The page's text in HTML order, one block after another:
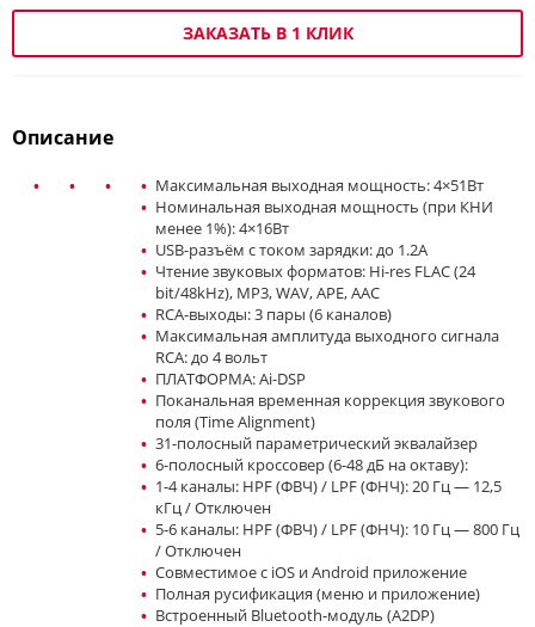
ЗАКАЗАТЬ В 1 КЛИК
Описание
Максимальная выходная мощность: 4×51Вт
Номинальная выходная мощность (при КНИ
менее 1%): 4×16Вт
USB-разъём с током зарядки: до 1.2А
Чтение звуковых форматов: Hi-res FLAC (24
bit/48kHz), MP3, WAV, APE, AAC
RCA-выходы: 3 пары (6 каналов)
Максимальная амплитуда выходного сигнала
RCA: до 4 вольт
ПЛАТФОРМА: Ai-DSP
Поканальная временная коррекция звукового
поля (Time Alignment)
31-полосный параметрический эквалайзер
6-полосный кроссовер (6-48 дБ на октаву):
1-4 каналы: HPF (ФВЧ) / LPF (ФНЧ): 20 Гц — 12,5
кГц / Отключен
5-6 каналы: HPF (ФВЧ) / LPF (ФНЧ): 10 Гц — 800 Гц
/ Отключен
Совместимое с iOS и Android приложение
Полная русификация (меню и приложение)
Встроенный Bluetooth-модуль (A2DP)